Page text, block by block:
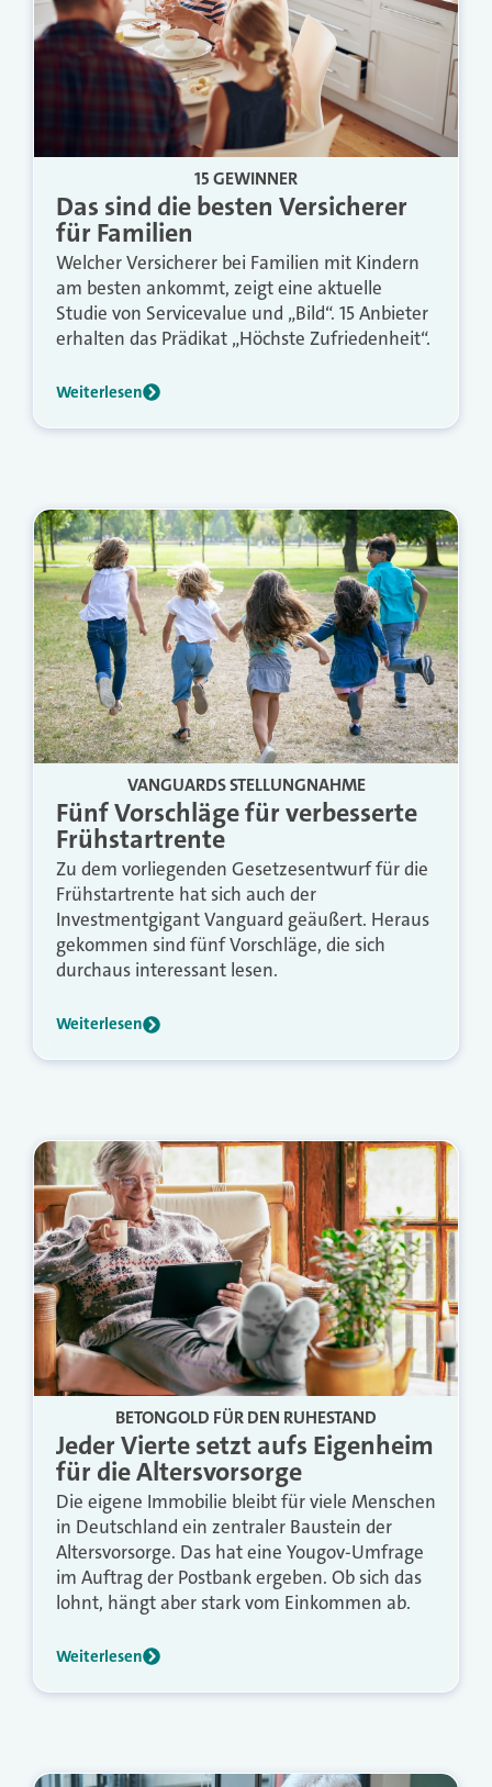
15 GEWINNER
Das sind die besten Versicherer
für Familien
Welcher Versicherer bei Familien mit Kindern
am besten ankommt, zeigt eine aktuelle
Studie von Servicevalue und „Bild“. 15 Anbieter
erhalten das Prädikat „Höchste Zufriedenheit“.
Weiterlesen
VANGUARDS STELLUNGNAHME
Fünf Vorschläge für verbesserte
Frühstartrente
Zu dem vorliegenden Gesetzesentwurf für die
Frühstartrente hat sich auch der
Investmentgigant Vanguard geäußert. Heraus
gekommen sind fünf Vorschläge, die sich
durchaus interessant lesen.
Weiterlesen
BETONGOLD FÜR DEN RUHESTAND
Jeder Vierte setzt aufs Eigenheim
für die Altersvorsorge
Die eigene Immobilie bleibt für viele Menschen
in Deutschland ein zentraler Baustein der
Altersvorsorge. Das hat eine Yougov-Umfrage
im Auftrag der Postbank ergeben. Ob sich das
lohnt, hängt aber stark vom Einkommen ab.
Weiterlesen